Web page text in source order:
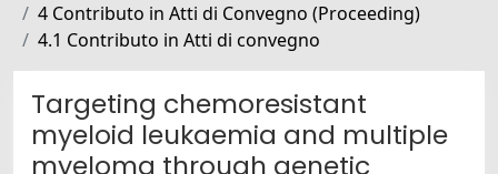
4 Contributo in Atti di Convegno (Proceeding)
4.1 Contributo in Atti di convegno
Targeting chemoresistant
myeloid leukaemia and multiple
myeloma through genetic